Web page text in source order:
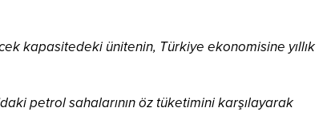
kapasitedeki ünitenin, Türkiye ekonomisine yıllık
petrol sahalarının öz tüketimini karşılayarak